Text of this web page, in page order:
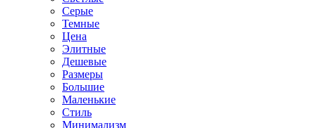
Серые
Темные
Цена
Элитные
Дешевые
Размеры
Большие
Маленькие
Стиль
Минимализм